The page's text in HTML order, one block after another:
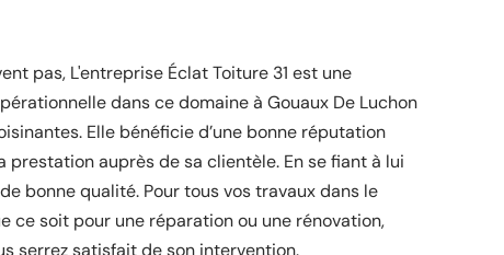
pas, L'entreprise Éclat Toiture 31 est une
dans ce domaine à Gouaux De Luchon
Elle bénéficie d’une bonne réputation
prestation auprès de sa clientèle. En se fiant à lui
bonne qualité. Pour tous vos travaux dans le
ce soit pour une réparation ou une rénovation,
serrez satisfait de son intervention.